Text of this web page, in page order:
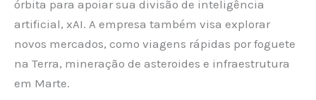
órbita para apoiar sua divisão de inteligência
artificial, xAI. A empresa também visa explorar
novos mercados, como viagens rápidas por foguete
na Terra, mineração de asteroides e infraestrutura
em Marte.